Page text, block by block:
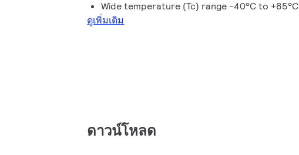
Wide temperature (Tc) range -40°C to +85°C
ดูเพิ่มเติม
ดาวน์โหลด